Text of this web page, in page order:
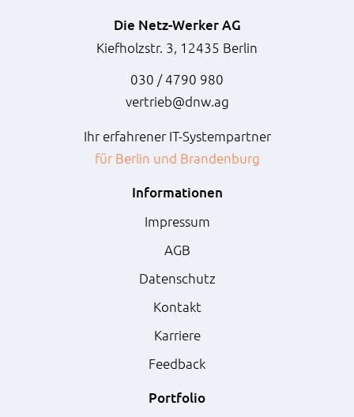
Die Netz-Werker AG
Kiefholzstr. 3, 12435 Berlin
030 / 4790 980
vertrieb@dnw.ag
Ihr erfahrener IT-Systempartner
für Berlin und Brandenburg
Informationen
Impressum
AGB
Datenschutz
Kontakt
Karriere
Feedback
Portfolio